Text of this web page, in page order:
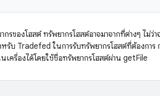
กรของโฮสต์ ทรัพยากรโฮสต์อาจมาจากที่ต่างๆ ไ
รับ Tradefed ในการรับทรัพยากรโฮสต์ที่ต้องการ
เครื่องได้โดยใช้ชื่อทรัพยากรโฮสต์ผ่าน getFile